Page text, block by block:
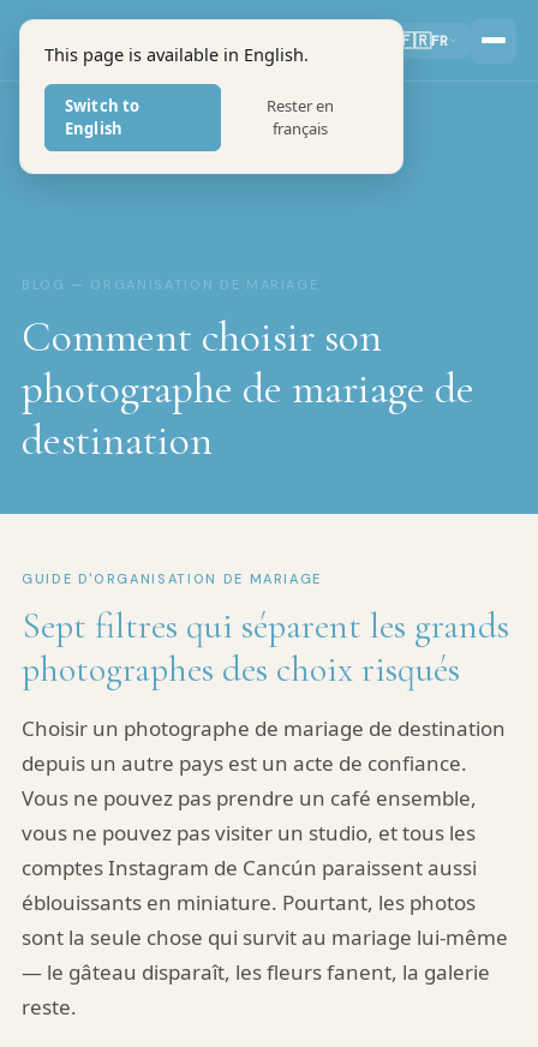
This page is available in English.
Switch to
English
Rester en
français
PHOTOGRAPHERS
🇫🇷FR
BLOG — ORGANISATION DE MARIAGE
Comment choisir son
photographe de mariage de
destination
GUIDE D'ORGANISATION DE MARIAGE
Sept filtres qui séparent les grands
photographes des choix risqués
Choisir un photographe de mariage de destination
depuis un autre pays est un acte de confiance.
Vous ne pouvez pas prendre un café ensemble,
vous ne pouvez pas visiter un studio, et tous les
comptes Instagram de Cancún paraissent aussi
éblouissants en miniature. Pourtant, les photos
sont la seule chose qui survit au mariage lui-même
— le gâteau disparaît, les fleurs fanent, la galerie
reste.